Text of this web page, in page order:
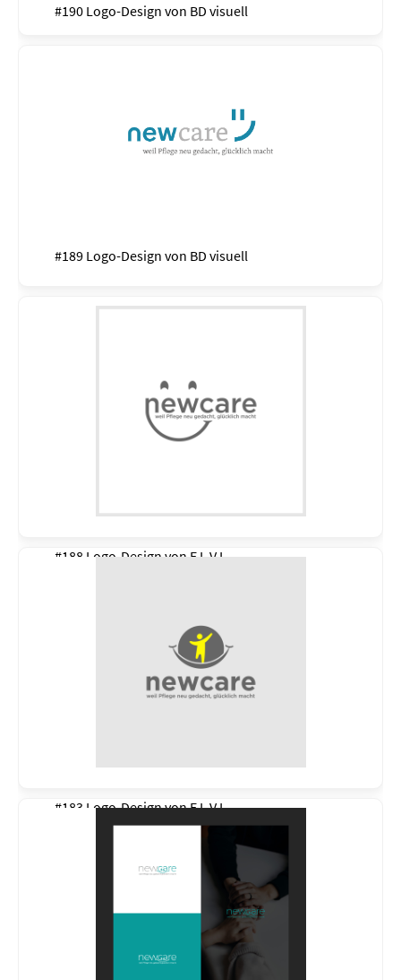
#190 Logo-Design von BD visuell
#189 Logo-Design von BD visuell
#188 Logo-Design vonE L V I
#183 Logo-Design vonE L V I